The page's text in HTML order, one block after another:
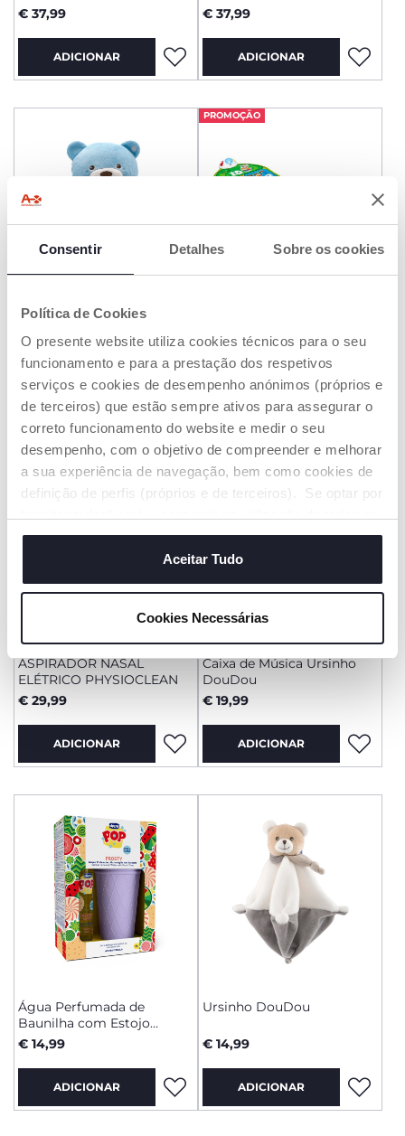
Consentir Detalhes Sobre os cookies
Política de Cookies
O presente website utiliza cookies técnicos para o seu
funcionamento e para a prestação dos respetivos
serviços e cookies de desempenho anónimos (próprios e
de terceiros) que estão sempre ativos para assegurar o
correto funcionamento do website e medir o seu
desempenho, com o objetivo de compreender e melhorar
a sua experiência de navegação, bem como cookies de
definição de perfis (próprios e de terceiros). Se optar por
cookies. Se quiser saber mais, alterar ou revogar o
consentimento de todos ou de alguns cookies, clique em
"mostrar detalhes". Ao fechar este aviso, está a
são necessários e essenciais para garantir o
funcionamento desta página.
Aceitar Tudo
Cookies Necessárias
€ 37,99
ADICIONAR
€ 37,99
ADICIONAR
Ursinho Boa Noite
€ 37,99
ADICIONAR
PROMOÇÃO
Eletrónico
Price reduced from
-15%
€ 29,74
ASPIRADOR NASAL
ELÉTRICO PHYSIOCLEAN
€ 29,99
ADICIONAR
Caixa de Música Ursinho
DouDou
€ 19,99
ADICIONAR
Água Perfumada de
Baunilha com Estojo
Gelado
€ 14,99
ADICIONAR
Ursinho DouDou
€ 14,99
ADICIONAR